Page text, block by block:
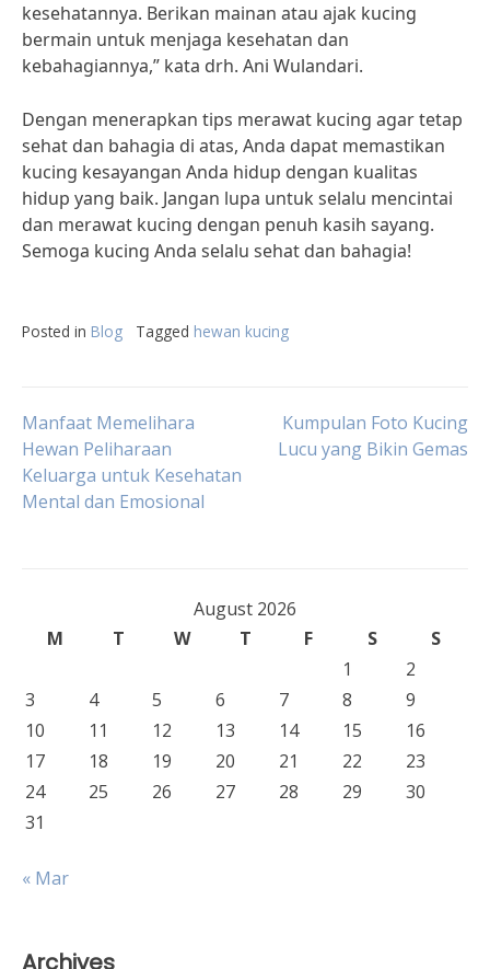
kesehatannya. Berikan mainan atau ajak kucing
bermain untuk menjaga kesehatan dan
kebahagiannya,” kata drh. Ani Wulandari.
Dengan menerapkan tips merawat kucing agar tetap
sehat dan bahagia di atas, Anda dapat memastikan
kucing kesayangan Anda hidup dengan kualitas
hidup yang baik. Jangan lupa untuk selalu mencintai
dan merawat kucing dengan penuh kasih sayang.
Semoga kucing Anda selalu sehat dan bahagia!
Posted in Blog Tagged hewan kucing
Post
navigation
Manfaat Memelihara
Hewan Peliharaan
Keluarga untuk Kesehatan
Mental dan Emosional
Kumpulan Foto Kucing
Lucu yang Bikin Gemas
August 2026
M
T W T F S
S
1
2
3
4 5 6 7 8
9
10
11 12 13 14 15
16
17
18 19 20 21 22
23
24
25 26 27 28 29
30
31
« Mar
Archives